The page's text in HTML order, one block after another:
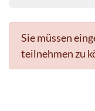
Sie müssen
teilnehmen zu